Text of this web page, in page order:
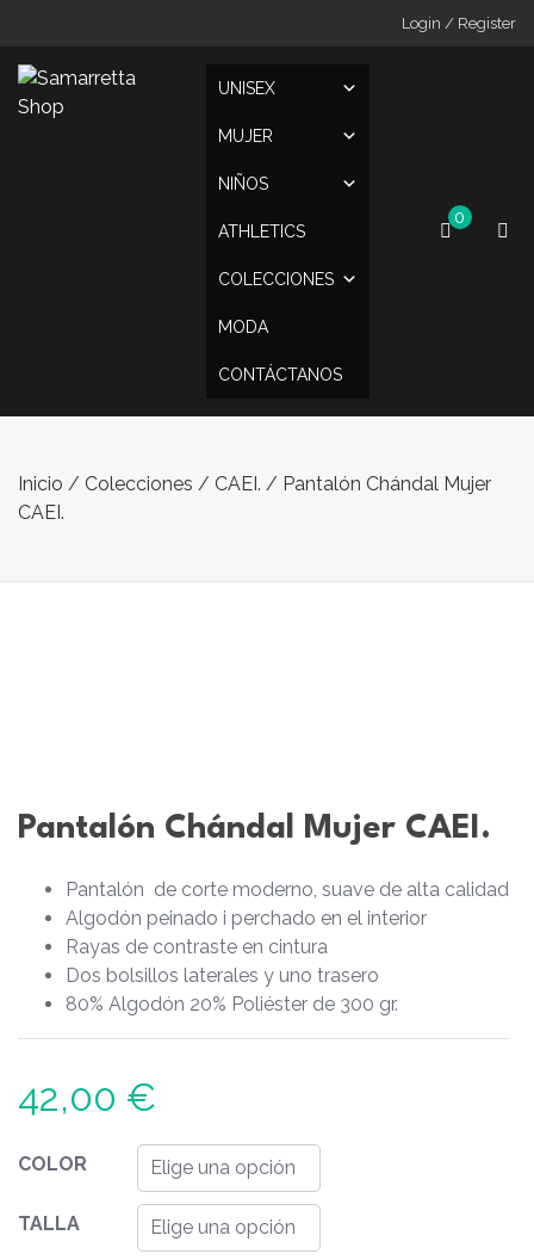
content
Login / Register
UNISEX
MUJER
NIÑOS
ATHLETICS
COLECCIONES
MODA
CONTÁCTANOS
0
Inicio / Colecciones / CAEI. / Pantalón Chándal Mujer
CAEI.
Pantalón Chándal Mujer CAEI.
Pantalón de corte moderno, suave de alta calidad
Algodón peinado i perchado en el interior
Rayas de contraste en cintura
Dos bolsillos laterales y uno trasero
80% Algodón 20% Poliéster de 300 gr.
42,00 €
COLOR
TALLA